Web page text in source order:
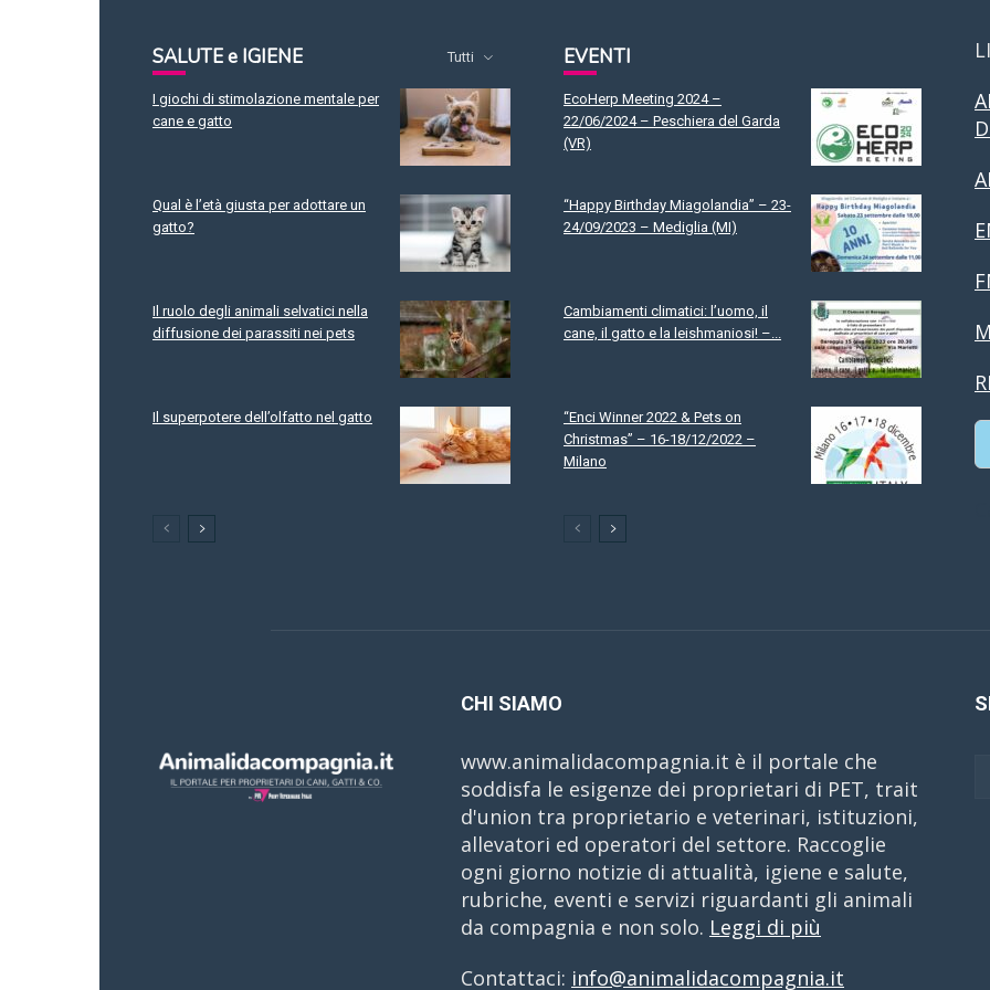
SALUTE e IGIENE Tutti
I giochi di stimolazione mentale per
cane e gatto
Qual è l’età giusta per adottare un
gatto?
Il ruolo degli animali selvatici nella
diffusione dei parassiti nei pets
Il superpotere dell’olfatto nel gatto
EVENTI
EcoHerp Meeting 2024 –
22/06/2024 – Peschiera del Garda
(VR)
“Happy Birthday Miagolandia” – 23-
24/09/2023 – Mediglia (MI)
Cambiamenti climatici: l’uomo, il
cane, il gatto e la leishmaniosi! –...
“Enci Winner 2022 & Pets on
Christmas” – 16-18/12/2022 –
Milano
CHI SIAMO
www.animalidacompagnia.it è il portale che
soddisfa le esigenze dei proprietari di PET, trait
d'union tra proprietario e veterinari, istituzioni,
allevatori ed operatori del settore. Raccoglie
ogni giorno notizie di attualità, igiene e salute,
rubriche, eventi e servizi riguardanti gli animali
da compagnia e non solo. Leggi di più
Contattaci: info@animalidacompagnia.it